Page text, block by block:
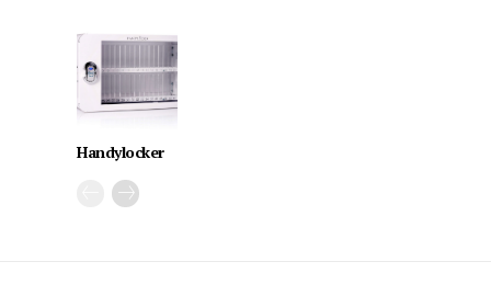
Handylocker